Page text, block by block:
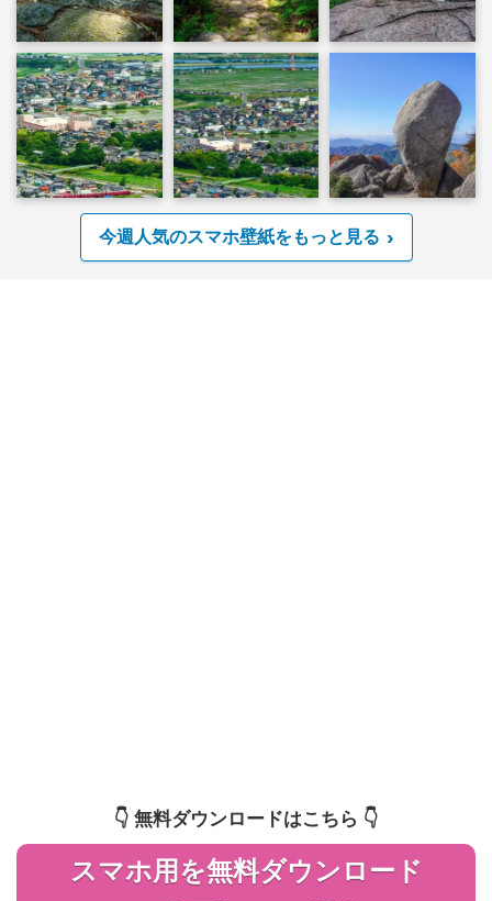
今週人気のスマホ壁紙をもっと見る
👇️ 無料ダウンロードはこちら 👇️
スマホ用を無料ダウンロード